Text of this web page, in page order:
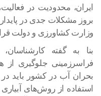
ایران، محدودیت در
بروز مشکلات جدی در
وزارت کشاورزی و دولت
بنا به گفته
فراسرزمینی جلوگیری
بحران آب در کشور باید
استفاده از روش‌های